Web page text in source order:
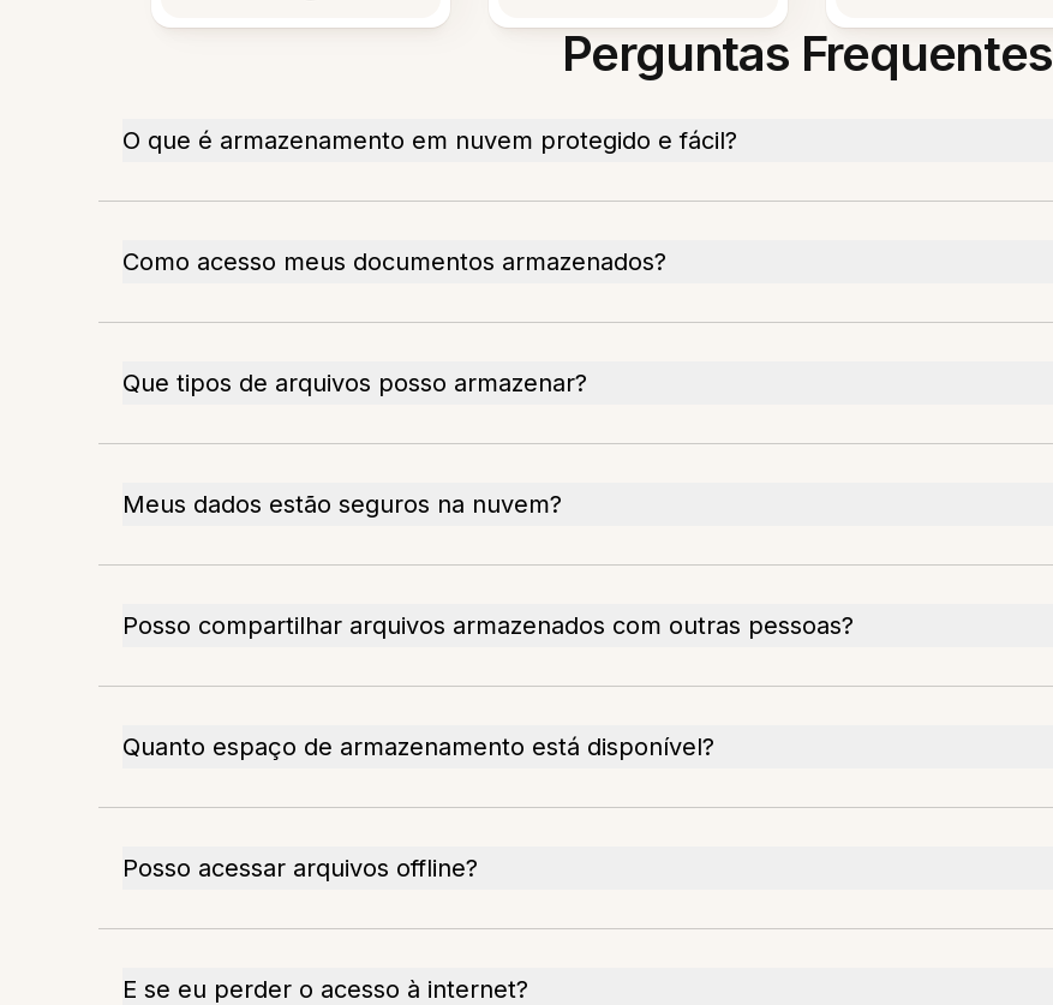
Perguntas Frequentes
O que é armazenamento em nuvem protegido e fácil?
Como acesso meus documentos armazenados?
Que tipos de arquivos posso armazenar?
Meus dados estão seguros na nuvem?
Posso compartilhar arquivos armazenados com outras pessoas?
Quanto espaço de armazenamento está disponível?
Posso acessar arquivos offline?
E se eu perder o acesso à internet?